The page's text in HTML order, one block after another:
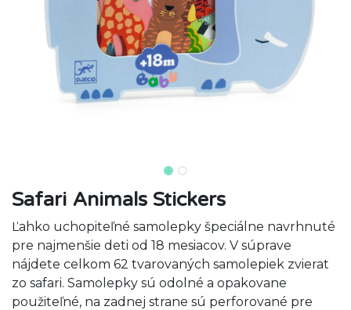
Safari Animals Stickers
Ľahko uchopiteľné samolepky špeciálne navrhnuté
pre najmenšie deti od 18 mesiacov. V súprave
nájdete celkom 62 tvarovaných samolepiek zvierat
zo safari. Samolepky sú odolné a opakovane
použiteľné, na zadnej strane sú perforované pre